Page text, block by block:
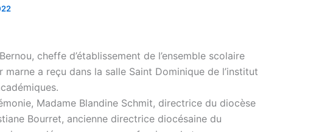
cheffe d’établissement de l’ensemble scolaire
a reçu dans la salle Saint Dominique de l’institut
Madame Blandine Schmit, directrice du diocèse
Bourret, ancienne directrice diocésaine du